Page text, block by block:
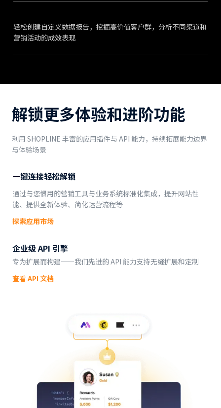
轻松创建自定义数据报告，挖掘高价值客户群，分析不同渠道和
营销活动的成效表现
解锁更多体验和进阶功能
利用 SHOPLINE 丰富的应用插件与 API 能力，持续拓展能力边界
与体验场景
一键连接轻松解锁
通过与您惯用的营销工具与业务系统标准化集成，提升网站性
能、提供全新体验、简化运营流程等
探索应用市场
企业级 API 引擎
专为扩展而构建——我们先进的 API 能力支持无缝扩展和定制
查看 API 文档